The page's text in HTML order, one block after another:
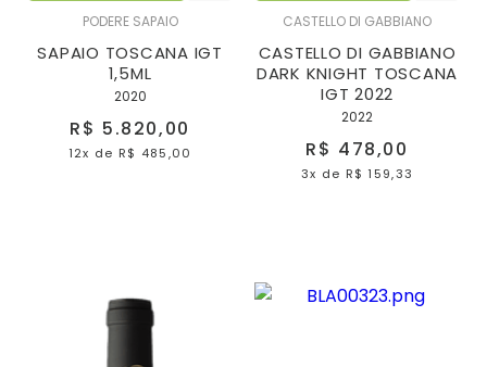
PODERE SAPAIO
SAPAIO TOSCANA IGT
1,5ML
2020
R$ 5.820,00
12x de R$ 485,00
CASTELLO DI GABBIANO
CASTELLO DI GABBIANO
DARK KNIGHT TOSCANA
IGT 2022
2022
R$ 478,00
3x de R$ 159,33